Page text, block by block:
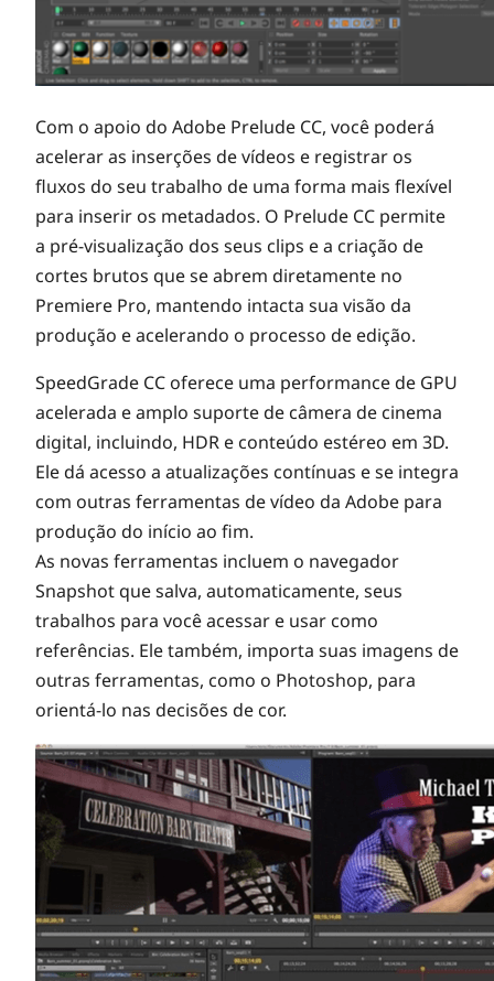
Com o apoio do Adobe Prelude CC, você poderá
acelerar as inserções de vídeos e registrar os
fluxos do seu trabalho de uma forma mais flexível
para inserir os metadados. O Prelude CC permite
a pré-visualização dos seus clips e a criação de
cortes brutos que se abrem diretamente no
Premiere Pro, mantendo intacta sua visão da
produção e acelerando o processo de edição.
SpeedGrade CC oferece uma performance de GPU
acelerada e amplo suporte de câmera de cinema
digital, incluindo, HDR e conteúdo estéreo em 3D.
Ele dá acesso a atualizações contínuas e se integra
com outras ferramentas de vídeo da Adobe para
produção do início ao fim.
As novas ferramentas incluem o navegador
Snapshot que salva, automaticamente, seus
trabalhos para você acessar e usar como
referências. Ele também, importa suas imagens de
outras ferramentas, como o Photoshop, para
orientá-lo nas decisões de cor.